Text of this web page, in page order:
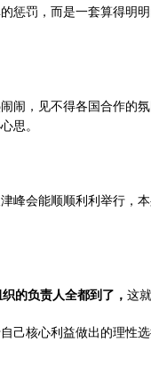
惩罚，而是一套算得明
闹，见不得各国合作的
思。
峰会能顺顺利利举行，
的负责人全都到了， 这
己核心利益做出的理性